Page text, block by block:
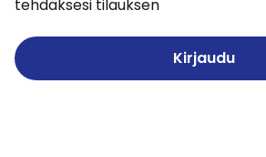
tehdäksesi tilauksen
Kirjaudu